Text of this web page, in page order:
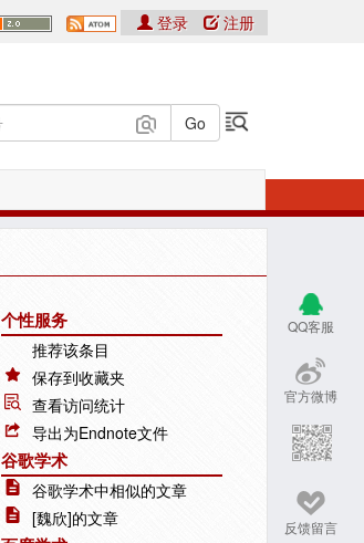
登录 注册
QQ客服
官方微博
反馈留言
个性服务
推荐该条目
保存到收藏夹
查看访问统计
导出为Endnote文件
谷歌学术
谷歌学术中相似的文章
[魏欣]的文章